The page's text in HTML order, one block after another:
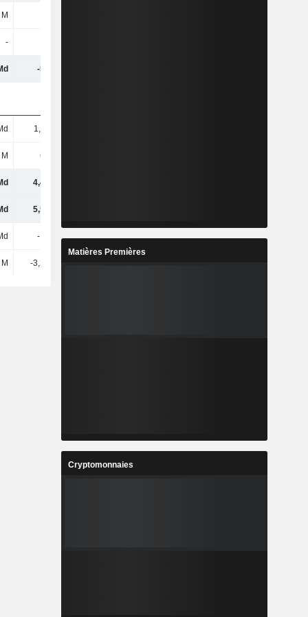
-
-562 M
1,11 Md
660 M
4,48 Md
5,53 Md
-197 M -79 M 5,63 Md
-3,35 Md
Matières Premières
Cryptomonnaies